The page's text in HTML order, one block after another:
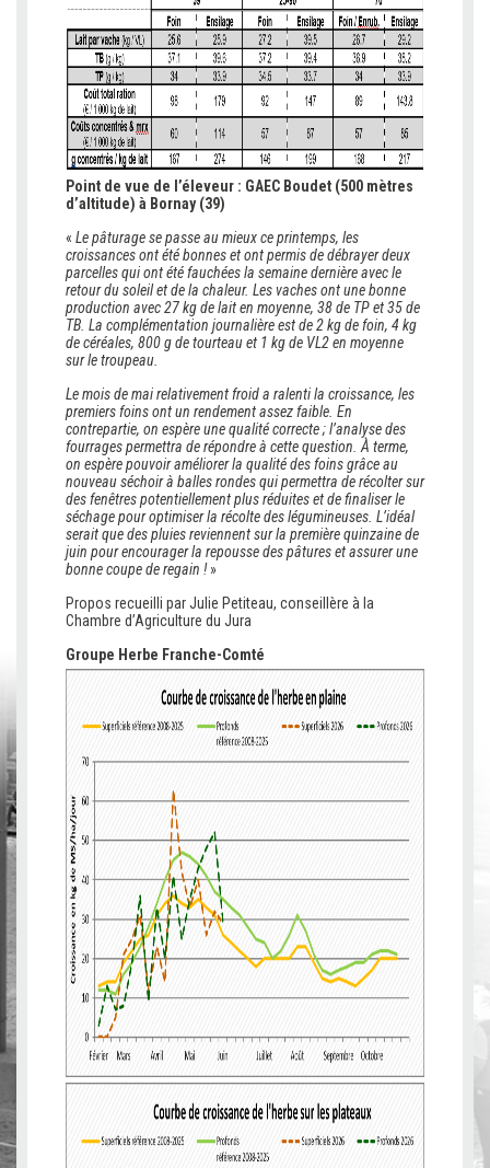
Point de vue de l’éleveur : GAEC Boudet (500 mètres
d’altitude) à Bornay (39)
« Le pâturage se passe au mieux ce printemps, les
croissances ont été bonnes et ont permis de débrayer deux
parcelles qui ont été fauchées la semaine dernière avec le
retour du soleil et de la chaleur. Les vaches ont une bonne
production avec 27 kg de lait en moyenne, 38 de TP et 35 de
TB. La complémentation journalière est de 2 kg de foin, 4 kg
de céréales, 800 g de tourteau et 1 kg de VL2 en moyenne
sur le troupeau.
Le mois de mai relativement froid a ralenti la croissance, les
premiers foins ont un rendement assez faible. En
contrepartie, on espère une qualité correcte ; l’analyse des
fourrages permettra de répondre à cette question. À terme,
on espère pouvoir améliorer la qualité des foins grâce au
nouveau séchoir à balles rondes qui permettra de récolter sur
des fenêtres potentiellement plus réduites et de finaliser le
séchage pour optimiser la récolte des légumineuses. L’idéal
serait que des pluies reviennent sur la première quinzaine de
juin pour encourager la repousse des pâtures et assurer une
bonne coupe de regain !»
Propos recueilli par Julie Petiteau, conseillère à la
Chambre d’Agriculture du Jura
Groupe Herbe Franche-Comté